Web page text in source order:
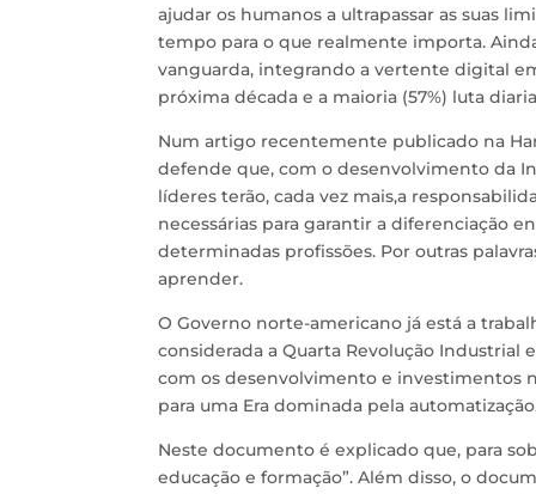
ajudar os humanos a ultrapassar as suas
tempo para o que realmente importa.
vanguarda, integrando a vertente digital
próxima década e a maioria (57%) luta
Num artigo recentemente publicado na
defende que, com o desenvolvimento da
líderes terão, cada vez mais,a
necessárias para garantir a diferenciação
determinadas profissões. Por outras
aprender.
O Governo norte-americano já está a
considerada a Quarta Revolução Industrial
com os desenvolvimento e investimentos
para uma Era dominada pela
Neste documento é explicado que, para
educação e formação”. Além disso, o